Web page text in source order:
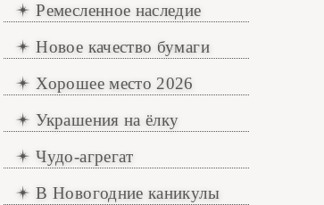
Ремесленное наследие
Новое качество бумаги
Хорошее место 2026
Украшения на ёлку
Чудо-агрегат
В Новогодние каникулы